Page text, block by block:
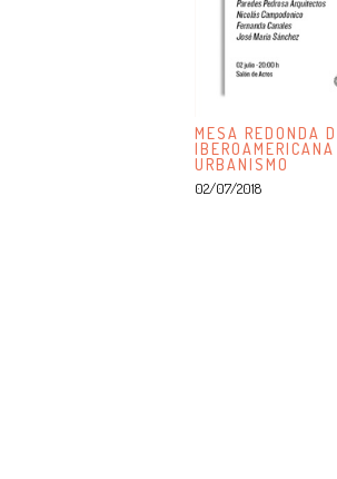
MESA REDONDA
URBANISMO
02/07/2018